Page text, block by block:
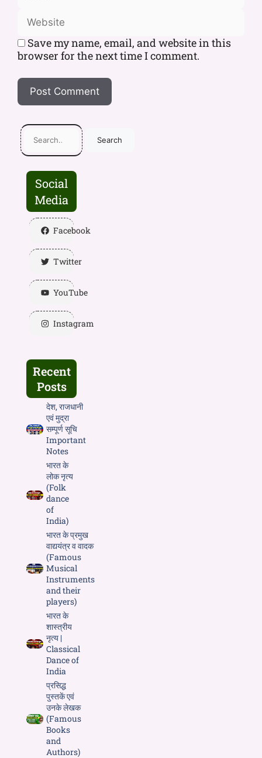
Save my name, email, and website in this
browser for the next time I comment.
Search
Social
Media
Facebook
Twitter
YouTube
Instagram
Recent
Posts
देश, राजधानी
एवं मुद्रा
सम्पूर्ण सूचि
Important
Notes
भारत के
लोक नृत्य
(Folk
dance
of
India)
भारत के प्रमुख
वाद्ययंत्र व वादक
(Famous
Musical
Instruments
and their
players)
भारत के
शास्त्रीय
नृत्य |
Classical
Dance of
India
प्रसिद्ध
पुस्तकें एवं
उनके लेखक
(Famous
Books
and
Authors)